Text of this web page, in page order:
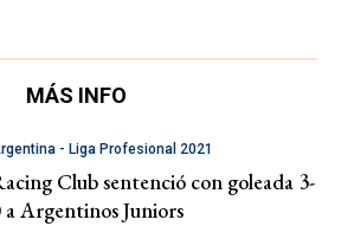
MÁS INFO
- Liga Profesional 2021
Club sentenció con goleada 3-
a Argentinos Juniors